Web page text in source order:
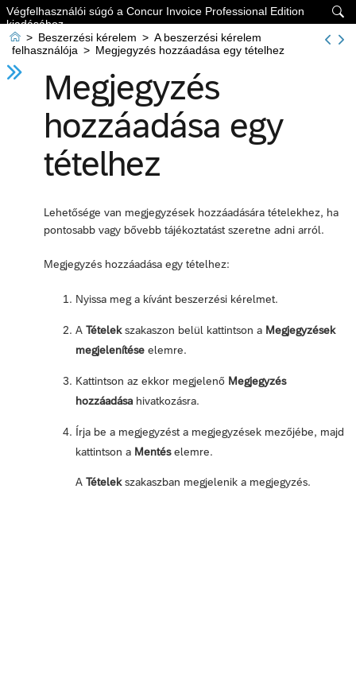

Végfelhasználói súgó a Concur Invoice Professional Edition
kiadásához
 > Beszerzési kérelem > A beszerzési kérelem
felhasználója > Megjegyzés hozzáadása egy tételhez
Megjegyzés
hozzáadása egy
tételhez
Lehetősége van megjegyzések hozzáadására tételekhez, ha
pontosabb vagy bővebb tájékoztatást szeretne adni arról.
Megjegyzés hozzáadása egy tételhez:
Nyissa meg a kívánt beszerzési kérelmet.
A Tételekszakaszon belül kattintson a Megjegyzések
megjelenítése elemre.
Kattintson az ekkor megjelenő Megjegyzés
hozzáadása hivatkozásra.
Írja be a megjegyzést a megjegyzések mezőjébe, majd
kattintson a Mentéselemre.
A Tételekszakaszban megjelenik a megjegyzés.